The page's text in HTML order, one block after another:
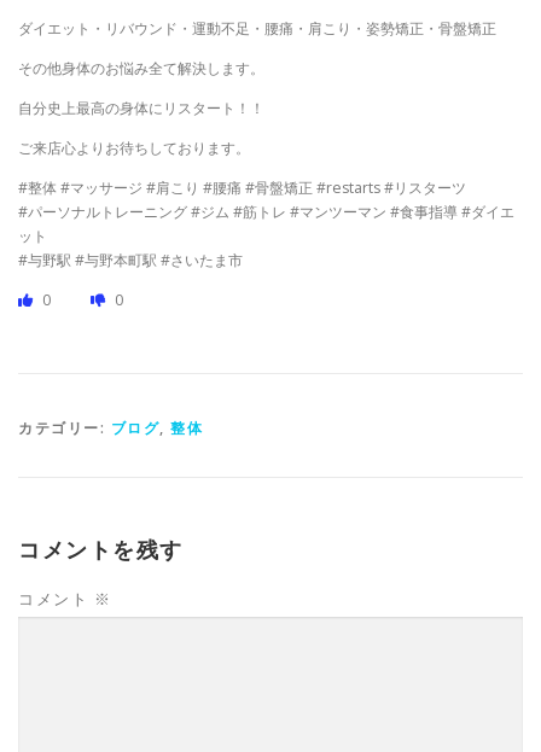
ダイエット・リバウンド・運動不足・腰痛・肩こり・姿勢矯正・骨盤矯正
その他身体のお悩み全て解決します。
自分史上最高の身体にリスタート！！
ご来店心よりお待ちしております。
#整体 #マッサージ #肩こり #腰痛 #骨盤矯正 #restarts #リスターツ
#パーソナルトレーニング #ジム #筋トレ #マンツーマン #食事指導 #ダイエ
ット
#与野駅 #与野本町駅 #さいたま市
0
0
カテゴリー: ブログ, 整体
コメントを残す
コメント ※